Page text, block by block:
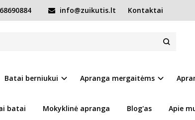
info@zuikutis.lt Kontaktai
Batai berniukui Apranga mergaitėms
batai Mokyklinė apranga Blog'as Apie
61983FM
Prekės kodas:
15412-